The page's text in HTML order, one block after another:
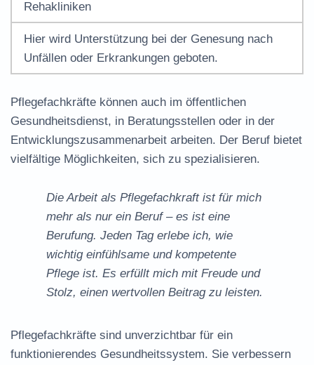
Rehakliniken
Hier wird Unterstützung bei der Genesung nach
Unfällen oder Erkrankungen geboten.
Pflegefachkräfte können auch im öffentlichen
Gesundheitsdienst, in Beratungsstellen oder in der
Entwicklungszusammenarbeit arbeiten. Der Beruf bietet
vielfältige Möglichkeiten, sich zu spezialisieren.
Die Arbeit als Pflegefachkraft ist für mich
mehr als nur ein Beruf – es ist eine
Berufung. Jeden Tag erlebe ich, wie
wichtig einfühlsame und kompetente
Pflege ist. Es erfüllt mich mit Freude und
Stolz, einen wertvollen Beitrag zu leisten.
Pflegefachkräfte sind unverzichtbar für ein
funktionierendes Gesundheitssystem. Sie verbessern